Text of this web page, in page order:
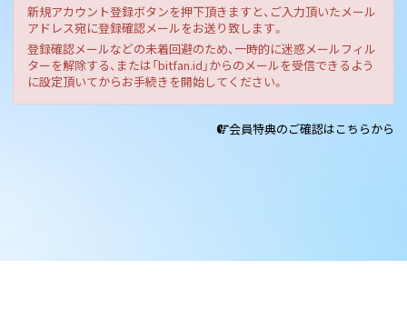
新規アカウント登録ボタンを押下頂きますと、ご入力頂いたメール
アドレス宛に登録確認メールをお送り致します。
登録確認メールなどの未着回避のため、一時的に迷惑メールフィル
ターを解除する、または「bitfan.id」からのメールを受信できるよう
に設定頂いてからお手続きを開始してください。
会員特典のご確認はこちらから